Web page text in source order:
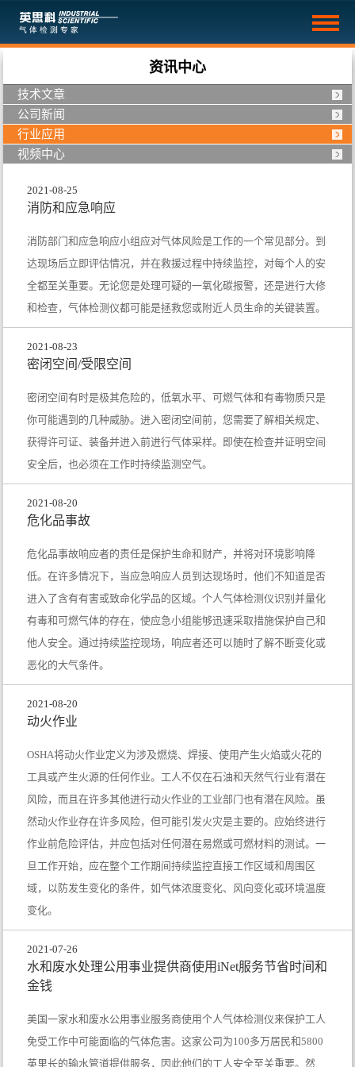
资讯中心
技术文章
公司新闻
行业应用
视频中心
2021-08-25
消防和应急响应
消防部门和应急响应小组应对气体风险是工作的一个常见部分。到
达现场后立即评估情况，并在救援过程中持续监控，对每个人的安
全都至关重要。无论您是处理可疑的一氧化碳报警，还是进行大修
和检查，气体检测仪都可能是拯救您或附近人员生命的关键装置。
2021-08-23
密闭空间/受限空间
密闭空间有时是极其危险的，低氧水平、可燃气体和有毒物质只是
你可能遇到的几种威胁。进入密闭空间前，您需要了解相关规定、
获得许可证、装备并进入前进行气体采样。即使在检查并证明空间
安全后，也必须在工作时持续监测空气。
2021-08-20
危化品事故
危化品事故响应者的责任是保护生命和财产，并将对环境影响降
低。在许多情况下，当应急响应人员到达现场时，他们不知道是否
进入了含有有害或致命化学品的区域。个人气体检测仪识别并量化
有毒和可燃气体的存在，使应急小组能够迅速采取措施保护自己和
他人安全。通过持续监控现场，响应者还可以随时了解不断变化或
恶化的大气条件。
2021-08-20
动火作业
OSHA将动火作业定义为涉及燃烧、焊接、使用产生火焰或火花的
工具或产生火源的任何作业。工人不仅在石油和天然气行业有潜在
风险，而且在许多其他进行动火作业的工业部门也有潜在风险。虽
然动火作业存在许多风险，但可能引发火灾是主要的。应始终进行
作业前危险评估，并应包括对任何潜在易燃或可燃材料的测试。一
旦工作开始，应在整个工作期间持续监控直接工作区域和周围区
域，以防发生变化的条件，如气体浓度变化、风向变化或环境温度
变化。
2021-07-26
水和废水处理公用事业提供商使用iNet服务节省时间和
金钱
美国一家水和废水公用事业服务商使用个人气体检测仪来保护工人
免受工作中可能面临的气体危害。这家公司为100多万居民和5800
英里长的输水管道提供服务，因此他们的工人安全至关重要。然